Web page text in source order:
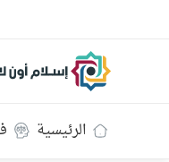
إسلام
الرئيسية